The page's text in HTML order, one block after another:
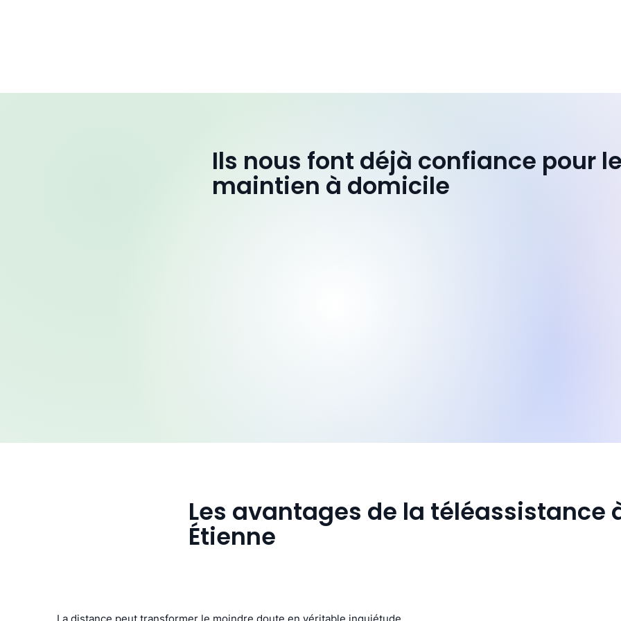
Ils nous font déjà confiance pour
maintien à domicile
Les avantages de la téléassistance
Étienne